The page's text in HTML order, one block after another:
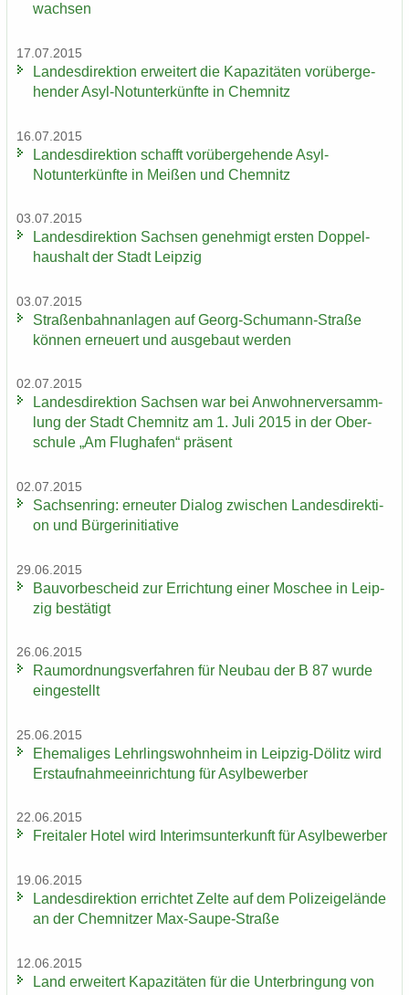
wach­sen
17.07.2015
Lan­des­di­rek­ti­on er­wei­tert die Ka­pa­zi­tä­ten vor­über­ge­
hen­der Asyl-​Notunter­künfte in Chem­nitz
16.07.2015
Lan­des­di­rek­ti­on schafft vor­über­ge­hen­de Asyl-​
Notunter­künfte in Mei­ßen und Chem­nitz
03.07.2015
Lan­des­di­rek­ti­on Sach­sen ge­neh­migt ers­ten Dop­pel­
haus­halt der Stadt Leip­zig
03.07.2015
Stra­ßen­bahn­an­la­gen auf Georg-​Schumann-Straße
kön­nen er­neu­ert und aus­ge­baut wer­den
02.07.2015
Lan­des­di­rek­ti­on Sach­sen war bei An­woh­ner­ver­samm­
lung der Stadt Chem­nitz am 1. Juli 2015 in der Ober­
schu­le „Am Flug­ha­fen“ prä­sent
02.07.2015
Sach­sen­ring: er­neu­ter Dia­log zwi­schen Lan­des­di­rek­ti­
on und Bür­ger­initia­ti­ve
29.06.2015
Bau­vor­be­scheid zur Er­rich­tung einer Mo­schee in Leip­
zig be­stä­tigt
26.06.2015
Raum­ord­nungs­ver­fah­ren für Neu­bau der B 87 wurde
ein­ge­stellt
25.06.2015
Ehe­ma­li­ges Lehr­lings­wohn­heim in Leipzig-​Dölitz wird
Erst­auf­nah­me­ein­rich­tung für Asyl­be­wer­ber
22.06.2015
Frei­ta­ler Hotel wird In­te­rims­un­ter­kunft für Asyl­be­wer­ber
19.06.2015
Lan­des­di­rek­ti­on er­rich­tet Zelte auf dem Po­li­zei­ge­län­de
an der Chem­nit­zer Max-​Saupe-Straße
12.06.2015
Land er­wei­tert Ka­pa­zi­tä­ten für die Un­ter­brin­gung von